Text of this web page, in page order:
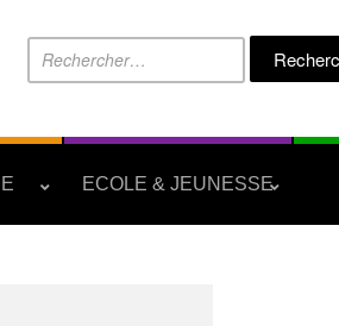
Rechercher :
ECOLE & JEUNESSE